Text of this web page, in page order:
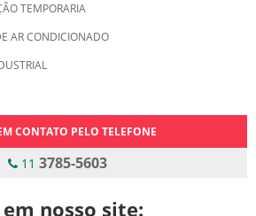
TEMPORARIA
AR CONDICIONADO
CONTATO PELO TELEFONE
11 3785-5603
nosso site: